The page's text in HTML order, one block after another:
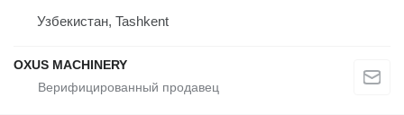
Узбекистан, Tashkent
OXUS MACHINERY